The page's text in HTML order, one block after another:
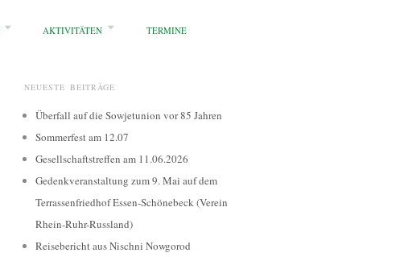
AKTIVITÄTEN
TERMINE
NEUESTE BEITRÄGE
Überfall auf die Sowjetunion vor 85 Jahren
Sommerfest am 12.07
Gesellschaftstreffen am 11.06.2026
Gedenkveranstaltung zum 9. Mai auf dem
Terrassenfriedhof Essen-Schönebeck (Verein
Rhein-Ruhr-Russland)
Reisebericht aus Nischni Nowgorod